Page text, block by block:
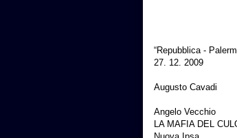
“Repubblica -
27. 12. 2009
Augusto Cavadi
Angelo Vecchio
LA MAFIA DEL